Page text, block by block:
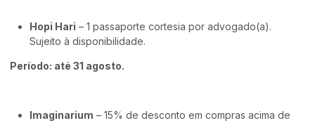
Hopi Hari – 1 passaporte cortesia por advogado(a).
Sujeito à disponibilidade.
Período: até 31 agosto.
Imaginarium – 15% de desconto em compras acima de